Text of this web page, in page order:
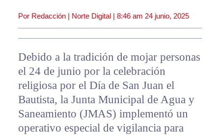
Por Redacción | Norte Digital | 8:46 am 24 junio, 2025
Debido a la tradición de mojar personas
el 24 de junio por la celebración
religiosa por el Día de San Juan el
Bautista, la Junta Municipal de Agua y
Saneamiento (JMAS) implementó un
operativo especial de vigilancia para